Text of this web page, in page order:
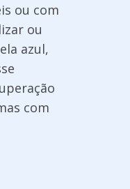
ou com
ou
azul,
com